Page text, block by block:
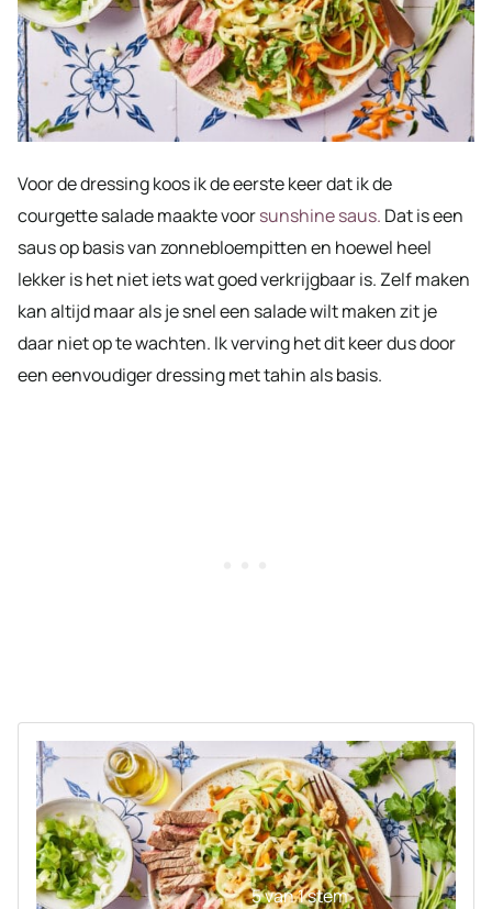
Voor de dressing koos ik de eerste keer dat ik de
courgette salade maakte voorsunshine saus. Dat is een
saus op basis van zonnebloempitten en hoewel heel
lekker is het niet iets wat goed verkrijgbaar is. Zelf maken
kan altijd maar als je snel een salade wilt maken zit je
daar niet op te wachten. Ik verving het dit keer dus door
een eenvoudiger dressing met tahin als basis.
5van 1 stem